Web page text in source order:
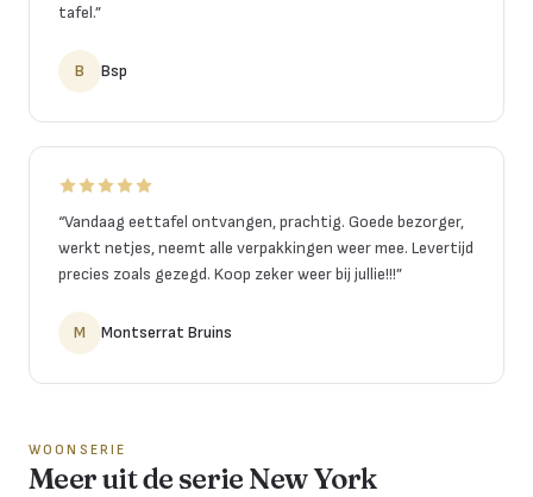
tafel.”
B Bsp
“Vandaag eettafel ontvangen, prachtig. Goede bezorger,
werkt netjes, neemt alle verpakkingen weer mee. Levertijd
precies zoals gezegd. Koop zeker weer bij jullie!!!”
M Montserrat Bruins
WOONSERIE
Meer uit de serie New York